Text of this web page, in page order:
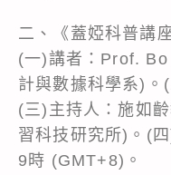
二、《蓋婭科普講
(一)講者：Prof.
計與數據科學系)。
(三)主持人：施如
習科技研究所)。(
9時 (GMT+8)。